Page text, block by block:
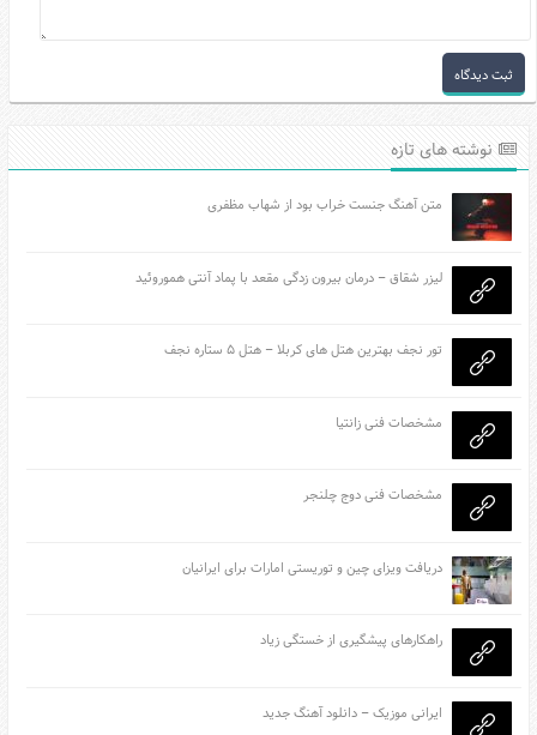
نوشته های تازه
متن آهنگ جنست خراب بود از شهاب مظفری
لیزر شقاق – درمان بیرون زدگی مقعد با پماد آنتی هموروئید
تور نجف بهترین هتل های کربلا – هتل ۵ ستاره نجف
مشخصات فنی زانتیا
مشخصات فنی دوج چلنجر
دریافت ویزای چین و توریستی امارات برای ایرانیان
راهکارهای پیشگیری از خستگی زیاد
ایرانی موزیک – دانلود آهنگ جدید